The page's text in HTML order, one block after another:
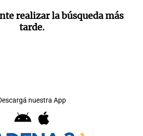
realizar la búsqueda más
tarde.
nuestra App